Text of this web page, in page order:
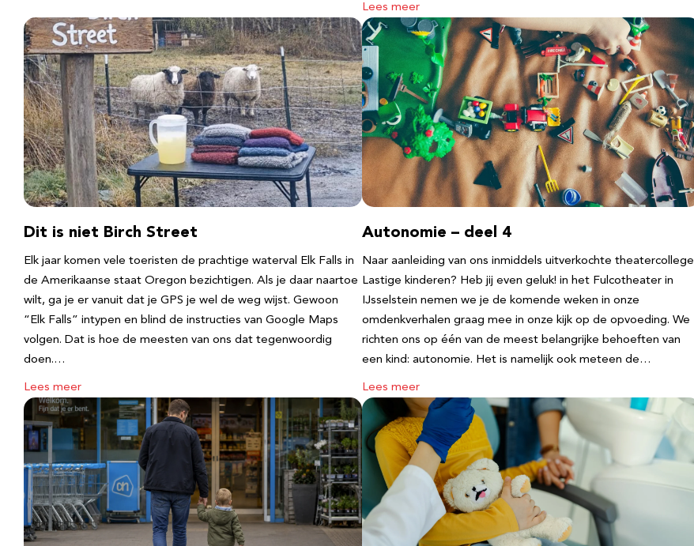
Lees meer
Dit is niet Birch Street
Elk jaar komen vele toeristen de prachtige waterval Elk Falls in
de Amerikaanse staat Oregon bezichtigen. Als je daar naartoe
wilt, ga je er vanuit dat je GPS je wel de weg wijst. Gewoon
“Elk Falls” intypen en blind de instructies van Google Maps
volgen. Dat is hoe de meesten van ons dat tegenwoordig
doen.…
Lees meer
Autonomie – deel 4
Naar aanleiding van ons inmiddels uitverkochte theatercollege
Lastige kinderen? Heb jij even geluk! in het Fulcotheater in
IJsselstein nemen we je de komende weken in onze
omdenkverhalen graag mee in onze kijk op de opvoeding. We
richten ons op één van de meest belangrijke behoeften van
een kind: autonomie. Het is namelijk ook meteen de…
Lees meer